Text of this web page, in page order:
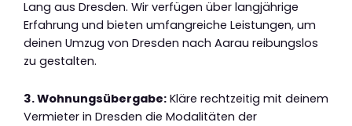
Lang aus Dresden. Wir verfügen über langjährige
Erfahrung und bieten umfangreiche Leistungen, um
deinen Umzug von Dresden nach Aarau reibungslos
zu gestalten.
3. Wohnungsübergabe: Kläre rechtzeitig mit deinem
Vermieter in Dresden die Modalitäten der